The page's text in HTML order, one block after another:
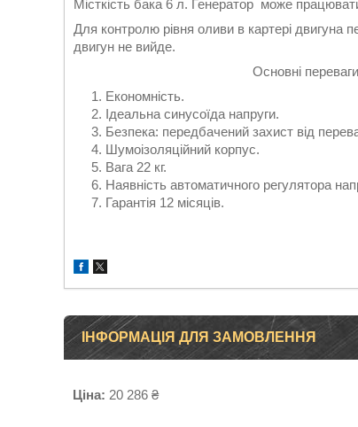
Місткість бака 6 л. Генератор може
Для контролю рівня оливи в картері двигуна
двигун не вийде.
Основні
Економність.
Ідеальна синусоїда напруги.
Безпека: передбачений захист від
Шумоізоляційний корпус.
Вага 22 кг.
Наявність автоматичного регулятора
Гарантія 12 місяців.
ІНФОРМАЦІЯ ДЛЯ ЗАМОВЛЕННЯ
Ціна: 20 286 ₴